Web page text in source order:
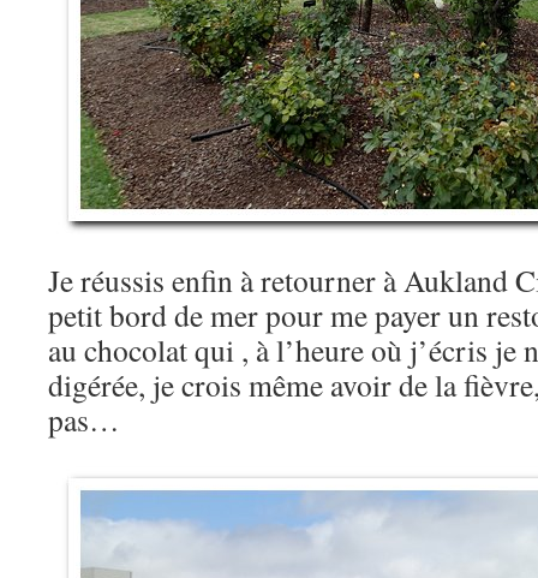
Je réussis enfin à retourner à Aukland
petit bord de mer pour me payer un
au chocolat qui , à l’heure où j’écris je
digérée, je crois même avoir de la
pas…